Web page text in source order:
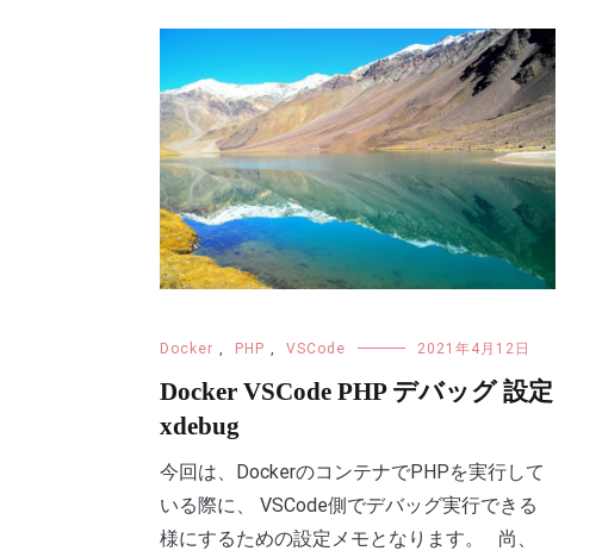
Docker , PHP , VSCode 2021年4月12日
Docker VSCode PHP デバッグ 設定
xdebug
今回は、DockerのコンテナでPHPを実行して
いる際に、 VSCode側でデバッグ実行できる
様にするための設定メモとなります。 尚、